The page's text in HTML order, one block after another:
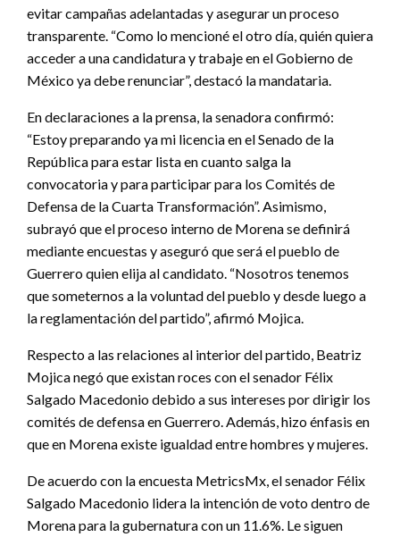
evitar campañas adelantadas y asegurar un proceso
transparente. “Como lo mencioné el otro día, quién quiera
acceder a una candidatura y trabaje en el Gobierno de
México ya debe renunciar”, destacó la mandataria.
En declaraciones a la prensa, la senadora confirmó:
“Estoy preparando ya mi licencia en el Senado de la
República para estar lista en cuanto salga la
convocatoria y para participar para los Comités de
Defensa de la Cuarta Transformación”. Asimismo,
subrayó que el proceso interno de Morena se definirá
mediante encuestas y aseguró que será el pueblo de
Guerrero quien elija al candidato. “Nosotros tenemos
que someternos a la voluntad del pueblo y desde luego a
la reglamentación del partido”, afirmó Mojica.
Respecto a las relaciones al interior del partido, Beatriz
Mojica negó que existan roces con el senador Félix
Salgado Macedonio debido a sus intereses por dirigir los
comités de defensa en Guerrero. Además, hizo énfasis en
que en Morena existe igualdad entre hombres y mujeres.
De acuerdo con la encuesta MetricsMx, el senador Félix
Salgado Macedonio lidera la intención de voto dentro de
Morena para la gubernatura con un 11.6%. Le siguen